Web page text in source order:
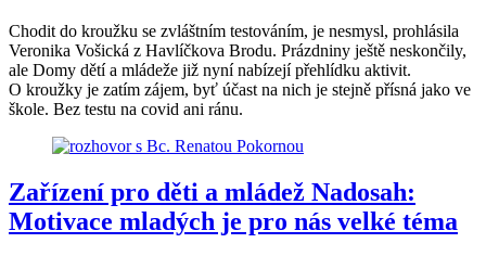
Chodit do kroužku se zvláštním testováním, je nesmysl, prohlásila
Veronika Vošická z Havlíčkova Brodu. Prázdniny ještě neskončily,
ale Domy dětí a mládeže již nyní nabízejí přehlídku aktivit.
O kroužky je zatím zájem, byť účast na nich je stejně přísná jako ve
škole. Bez testu na covid ani ránu.
Zařízení pro děti a mládež Nadosah:
Motivace mladých je pro nás velké téma